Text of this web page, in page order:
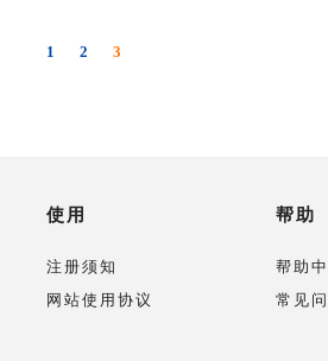
1 2 3
使用
注册须知
网站使用协议
帮助
帮助
常见